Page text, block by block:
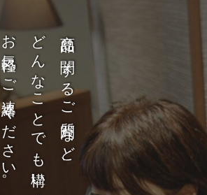
商品に関するご質問など、
どんなことでも構いません。
お気軽にご連絡ください。